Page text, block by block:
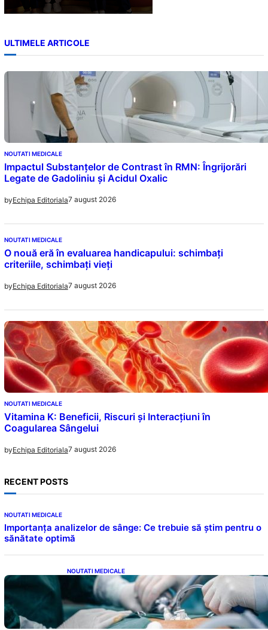
ULTIMELE ARTICOLE
NOUTATI MEDICALE
Impactul Substanțelor de Contrast în RMN: Îngrijorări
Legate de Gadoliniu și Acidul Oxalic
byEchipa Editoriala7 august 2026
NOUTATI MEDICALE
O nouă eră în evaluarea handicapului: schimbați
criteriile, schimbați vieți
byEchipa Editoriala7 august 2026
NOUTATI MEDICALE
Vitamina K: Beneficii, Riscuri și Interacțiuni în
Coagularea Sângelui
byEchipa Editoriala7 august 2026
RECENT POSTS
NOUTATI MEDICALE
Importanța analizelor de sânge: Ce trebuie să știm pentru o
sănătate optimă
NOUTATI MEDICALE
Colecistectomia: O Privire Detaliată Asupra
Intervenției Chirurgicale și Impactul Său
Asupra Sănătății